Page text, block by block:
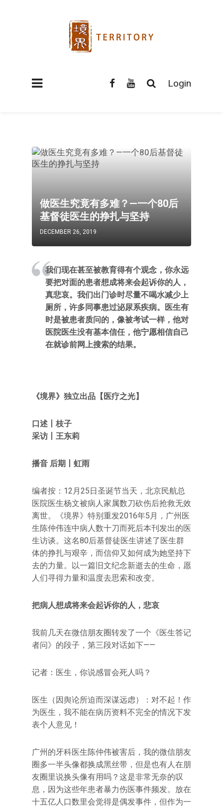
Login
做医生究竟有多难？—一个80后
基督徒医生的挣扎与坚持
DECEMBER 26, 2019
我们现在甚至被教育得有个观念，你永远
要把对面的患者想成将来会起诉你的人，
真悲哀。我们出门诊时尽量不喝水减少上
厕所，许多同事患过泌尿系疾病。医生有
时是被患者质问的，像被考试一样，他对
医院医生没有基本信任，他宁愿相信自己
在就诊前网上搜索的结果。
《境界》独立出品【医疗之光】
口述丨枝子
采访丨王东莉
播音 后期丨虹雨
编者按：12月25日圣诞节当天，北京民航总
医院医生杨文被病人家属数刀砍伤后抢救无效
离世。《境界》特别重发2016年5月，广州医
生陈仲伟连中病人数十刀而死后本刊发出的医
生访谈。这名80后基督徒医生讲述了医生群
体的挣扎与艰辛，而信仰又如何成为她坚持下
去的力量。以一篇旧文纪念新逝去的生命，愿
人们寻得力量和温度去思索和改变。
把病人想成将来会起诉你的人，悲哀
我前几天在微信朋友圈转发了一个《医生答记
者问》的段子，第三段对话如下——
记者：医生，你说感冒会死人吗？
医生（因舆论所迫而深谋远虑）：对不起！作
为医生，我不能在病历资料不完全的情况下发
表个人意见！
广州的牙科医生陈仲伟被害后，我的微信朋友
圈多一半头像都换成黑丝带，但是也有人在朋
友圈里说换头像有用吗？这是非常无奈的叹
息，因为这些年患者暴力伤医事件频发。放在
十五亿人口数里会觉得是偶发事件，但作为一